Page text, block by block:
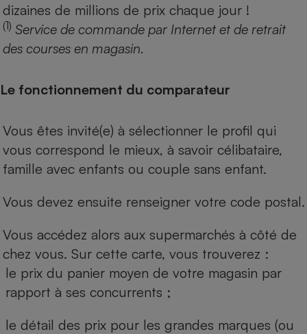
dizaines de millions de prix chaque jour !
(1) Service de commande par Internet et de retrait
des courses en magasin.
Le fonctionnement du comparateur
Vous êtes invité(e) à sélectionner le profil qui
vous correspond le mieux, à savoir célibataire,
famille avec enfants ou couple sans enfant.
Vous devez ensuite renseigner votre code postal.
Vous accédez alors aux supermarchés à côté de
chez vous. Sur cette carte, vous trouverez :
le prix du panier moyen de votre magasin par
rapport à ses concurrents ;
le détail des prix pour les grandes marques (ou